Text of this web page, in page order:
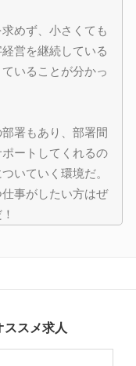
めず、小さくても
営を継続している
いることが分かっ
署もあり、部署間
ートしてくれるの
いていく環境だ。
事がしたい方はぜ
ススメ求人